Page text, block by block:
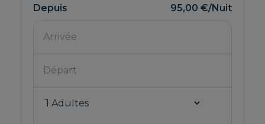
Depuis 95,00 €/Nuit